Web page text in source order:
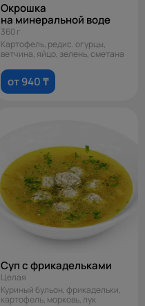
Окрошка
на минеральной воде
360 г
Картофель, редис. огурцы,
ветчина, яйцо, зелень, сметана
от 940 ₸
Суп с фрикадельками
Целая
Куриный бульон, фрикадельки,
картофель, морковь, лук